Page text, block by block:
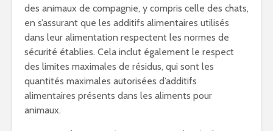
des animaux de compagnie, y compris celle des chats,
en s’assurant que les additifs alimentaires utilisés
dans leur alimentation respectent les normes de
sécurité établies. Cela inclut également le respect
des limites maximales de résidus, qui sont les
quantités maximales autorisées d’additifs
alimentaires présents dans les aliments pour
animaux.